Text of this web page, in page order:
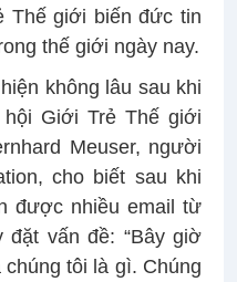
Thế giới biến đức tin
thế giới ngày nay.
không lâu sau khi
Giới Trẻ Thế giới
Meuser, người
cho biết sau khi
được nhiều email từ
vấn đề: “Bây giờ
tôi là gì. Chúng